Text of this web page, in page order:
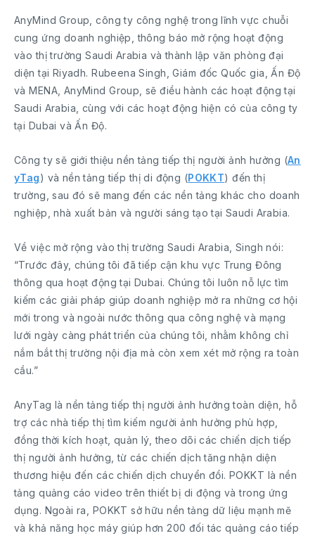
AnyMind Group, công ty công nghệ trong lĩnh vực chuỗi
cung ứng doanh nghiệp, thông báo mở rộng hoạt động
vào thị trường Saudi Arabia và thành lập văn phòng đại
diện tại Riyadh. Rubeena Singh, Giám đốc Quốc gia, Ấn Độ
và MENA, AnyMind Group, sẽ điều hành các hoạt động tại
Saudi Arabia, cùng với các hoạt động hiện có của công ty
tại Dubai và Ấn Độ.
Công ty sẽ giới thiệu nền tảng tiếp thị người ảnh hưởng (An
yTag) và nền tảng tiếp thị di động (POKKT) đến thị
trường, sau đó sẽ mang đến các nền tảng khác cho doanh
nghiệp, nhà xuất bản và người sáng tạo tại Saudi Arabia.
Về việc mở rộng vào thị trường Saudi Arabia, Singh nói:
“Trước đây, chúng tôi đã tiếp cận khu vực Trung Đông
thông qua hoạt động tại Dubai. Chúng tôi luôn nỗ lực tìm
kiếm các giải pháp giúp doanh nghiệp mở ra những cơ hội
mới trong và ngoài nước thông qua công nghệ và mạng
lưới ngày càng phát triển của chúng tôi, nhằm không chỉ
nắm bắt thị trường nội địa mà còn xem xét mở rộng ra toàn
cầu.”
AnyTag là nền tảng tiếp thị người ảnh hưởng toàn diện, hỗ
trợ các nhà tiếp thị tìm kiếm người ảnh hưởng phù hợp,
đồng thời kích hoạt, quản lý, theo dõi các chiến dịch tiếp
thị người ảnh hưởng, từ các chiến dịch tăng nhận diện
thương hiệu đến các chiến dịch chuyển đổi. POKKT là nền
tảng quảng cáo video trên thiết bị di động và trong ứng
dụng. Ngoài ra, POKKT sở hữu nền tảng dữ liệu mạnh mẽ
và khả năng học máy giúp hơn 200 đối tác quảng cáo tiếp